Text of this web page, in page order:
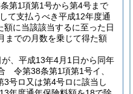
第1項第1号から第4号まで
て支払うべき平成12年度通
に当該該当するに至った日
までの月数を乗じて得た額
、平成13年4月1日から同年
令第38条第1項第1号イ、
3号ロ又は第4号ロに該当し